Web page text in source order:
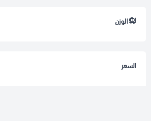
الوزن
السعر